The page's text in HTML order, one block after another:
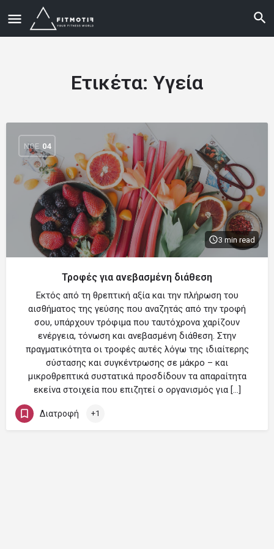
Ετικέτα: Υγεία
ΝΟΈ 04
3 min read
Τροφές για ανεβασμένη διάθεση
Εκτός από τη θρεπτική αξία και την πλήρωση του
αισθήματος της γεύσης που αναζητάς από την τροφή
σου, υπάρχουν τρόφιμα που ταυτόχρονα χαρίζουν
ενέργεια, τόνωση και ανεβασμένη διάθεση. Στην
πραγματικότητα οι τροφές αυτές λόγω της ιδιαίτερης
σύστασης και συγκέντρωσης σε μάκρο – και
μικροθρεπτικά συστατικά προσδίδουν τα απαραίτητα
εκείνα στοιχεία που επιζητεί ο οργανισμός για […]
Διατροφή +1